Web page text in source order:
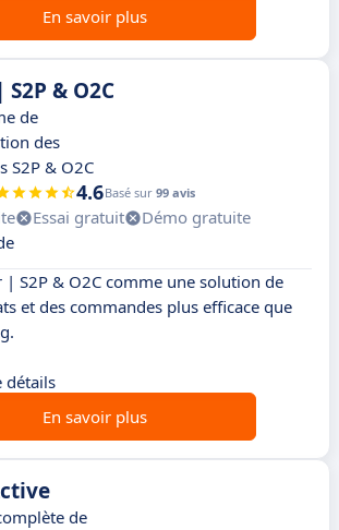
En savoir plus
& O2C
de
des
S2P & O2C
4.6Basé sur 99 avis
Essai gratuit
Démo gratuite
| S2P & O2C comme une solution de
et des commandes plus efficace que
détails
En savoir plus
de